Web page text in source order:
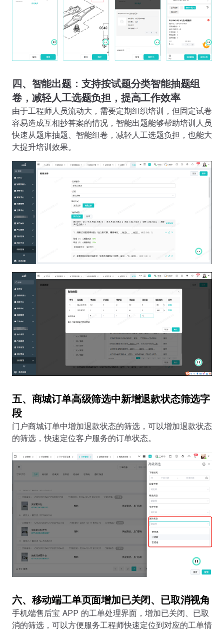
四、智能出题：支持按试题分类智能抽题组
卷，减轻人工选题负担，提高工作效率
由于工程师人员流动大，需要定期组织培训，但固定试卷
容易造成互相抄答案的情况，智能出题能够帮助培训人员
快速从题库抽题、智能组卷，减轻人工选题负担，也能大
大提升培训效果。
五、商城订单高级筛选中新增退款状态筛选字
段
门户商城订单中增加退款状态的筛选，可以增加退款状态
的筛选，快速定位客户服务的订单状态。
六、移动端工单页面增加已关闭、已取消视角
手机端售后宝 APP 的工单处理界面，增加已关闭、已取
消的筛选，可以方便服务工程师快速定位到对应的工单情